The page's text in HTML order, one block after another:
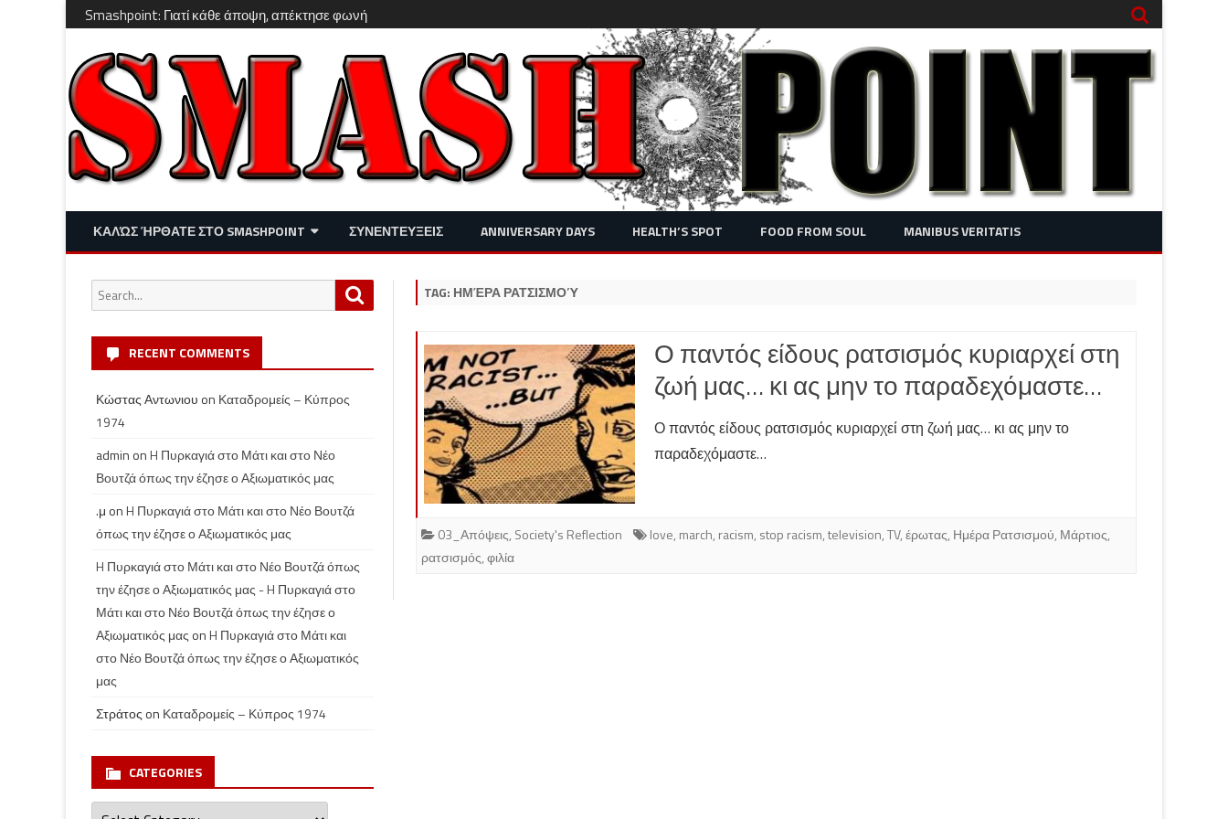
Smashpoint: Γιατί κάθε άποψη, απέκτησε φωνή
Skip
content
ΚΑΛΏΣ ΉΡΘΑΤΕ ΣΤΟ SMASHPOINT
ΔΙΑΣΚΈΔΑΣΗ – LIFESTYLE
ΣΥΝΕΝΤΕΥΞΕΙΣ ANNIVERSARY DAYS HEALTH’S SPOT FOOD FROM SOUL MANIBUS VERITATIS
TAG: ΗΜΈΡΑ ΡΑΤΣΙΣΜΟΎ
Ο παντός είδους ρατσισμός κυριαρχεί στη
ζωή μας… κι ας μην το παραδεχόμαστε…
Ο παντός είδους ρατσισμός κυριαρχεί στη ζωή μας… κι ας μην το
παραδεχόμαστε…
03_Απόψεις, Society's Reflection love, march, racism, stop racism,television,TV,έρωτας, Ημέρα Ρατσισμού, Μάρτιος,
ρατσισμός,φιλία
Search
for:
RECENT COMMENTS
Κώστας Αντωνιου on Καταδρομείς – Κύπρος
1974
admin onH Πυρκαγιά στο Μάτι και στο Νέο
Βουτζά όπως την έζησε ο Αξιωματικός μας
.μ onH Πυρκαγιά στο Μάτι και στο Νέο Βουτζά
όπως την έζησε ο Αξιωματικός μας
H Πυρκαγιά στο Μάτι και στο Νέο Βουτζά όπως
την έζησε ο Αξιωματικός μας - H Πυρκαγιά στο
Μάτι και στο Νέο Βουτζά όπως την έζησε ο
Αξιωματικός μας onH Πυρκαγιά στο Μάτι και
στο Νέο Βουτζά όπως την έζησε ο Αξιωματικός
μας
Στράτος on Καταδρομείς – Κύπρος 1974
CATEGORIES
Categories